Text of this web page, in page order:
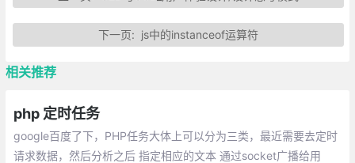
下一页: js中的instanceof运算符
相关推荐
php 定时任务
google百度了下，PHP任务大体上可以分为三类，最近需要去定时
请求数据，然后分析之后 指定相应的文本 通过socket广播给用